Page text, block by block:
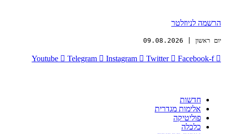
הרשמה לניוזלטר
יום ראשון | 09.08.2026
Youtube Telegram Instagram Twitter Facebook-f
חדשות
אלימות מגדרית
פוליטיקה
כלכלה